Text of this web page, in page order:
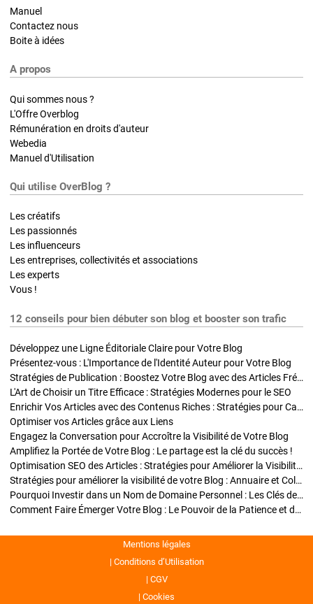
Manuel
Contactez nous
Boite à idées
A propos
Qui sommes nous ?
L'Offre Overblog
Rémunération en droits d'auteur
Webedia
Manuel d'Utilisation
Qui utilise OverBlog ?
Les créatifs
Les passionnés
Les influenceurs
Les entreprises, collectivités et associations
Les experts
Vous !
12 conseils pour bien débuter son blog et booster son trafic
Développez une Ligne Éditoriale Claire pour Votre Blog
Présentez-vous : L'Importance de l'Identité Auteur pour Votre Blog
Stratégies de Publication : Boostez Votre Blog avec des Articles Fréquents et Exclusifs
L'Art de Choisir un Titre Efficace : Stratégies Modernes pour le SEO
Enrichir Vos Articles avec des Contenus Riches : Stratégies pour Captiver et Optimiser
Optimiser vos Articles grâce aux Liens
Engagez la Conversation pour Accroître la Visibilité de Votre Blog
Amplifiez la Portée de Votre Blog : Le partage est la clé du succès !
Optimisation SEO des Articles : Stratégies pour Améliorer la Visibilité de Votre Blog
Stratégies pour améliorer la visibilité de votre Blog : Annuaire et Collaborations
Pourquoi Investir dans un Nom de Domaine Personnel : Les Clés de la Réussite de Votre Blog
Comment Faire Émerger Votre Blog : Le Pouvoir de la Patience et de la Persévérance
Mentions légales
Conditions d’Utilisation
CGV
Cookies